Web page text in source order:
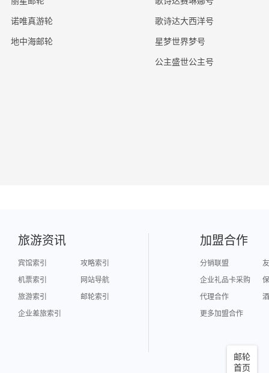
诺唯真游轮
地中海邮轮
歌诗达大西洋号
星梦世界梦号
公主盛世公主号
邮轮
首页
旅游资讯
宾馆索引
攻略索引
机票索引
网站导航
旅游索引
邮轮索引
企业差旅索引
加盟合作
分销联盟
企业礼品卡采购
代理合作
更多加盟合作